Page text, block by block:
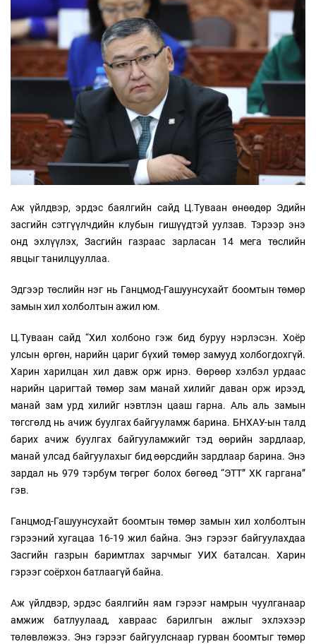
Аж үйлдвэр, эрдэс баялгийн сайд Ц.Туваан өнөөдөр Эдийн
засгийн сэтгүүлчдийн клубын гишүүдтэй уулзав. Тэрээр энэ
онд эхлүүлэх, Засгийн газраас зарласан 14 мега төслийн
явцыг танилцууллаа.
Эдгээр төслийн нэг нь Ганцмод-Гашуунсухайт боомтын төмөр
замын хил холболтын ажил юм.
Ц.Туваан сайд “Хил холбоно гэж бид буруу нэрлэсэн. Хоёр
улсын өргөн, нарийн цариг бүхий төмөр замууд холбогдохгүй.
Харин харилцан хил давж орж ирнэ. Өөрөөр хэлбэл урдаас
нарийн царигтай төмөр зам манай хилийг даван орж ирээд,
манай зам урд хилийг нэвтлэн цааш гарна. Аль аль замын
төгсгөлд нь ачиж буулгах байгууламж барина. БНХАУ-ын талд
барих ачиж буулгах байгууламжийг тэд өөрийн зардлаар,
манай улсад байгуулахыг бид өөрсдийн зардлаар барина. Энэ
зардал нь 979 тэрбум төгрөг болох бөгөөд “ЭТТ” ХК гаргана”
гэв.
Ганцмод-Гашуунсухайт боомтын төмөр замын хил холболтын
гэрээний хугацаа 16-19 жил байна. Энэ гэрээг байгуулахдаа
Засгийн газрын баримтлах зарчмыг УИХ баталсан. Харин
гэрээг соёрхон батлаагүй байна.
Аж үйлдвэр, эрдэс баялгийн яам гэрээг намрын чуулганаар
амжиж батлуулаад, хавраас барилгын ажлыг эхлэхээр
төлөвлөжээ. Энэ гэрээг байгуулснаар гурван боомтыг төмөр